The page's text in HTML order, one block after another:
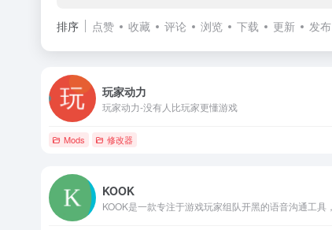
排序 点赞 收藏 评论 浏览 下载 更新 发布
玩家动力
玩家动力-没有人比玩家更懂游戏
Mods 修改器
KOOK